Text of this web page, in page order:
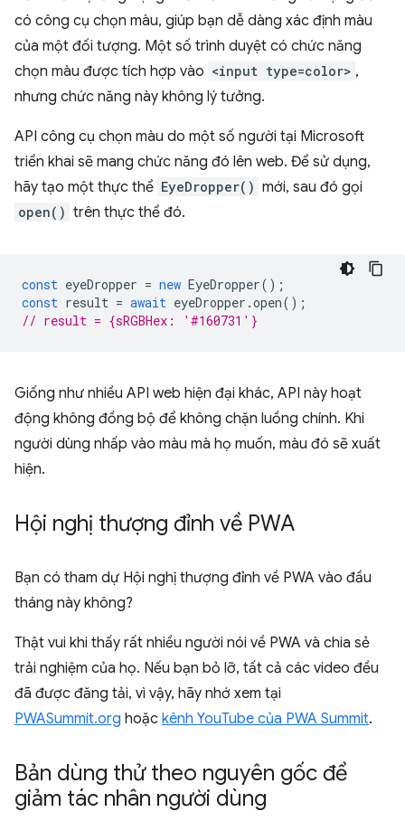
có công cụ chọn màu, giúp bạn dễ dàng xác định màu
của một đối tượng. Một số trình duyệt có chức năng
chọn màu được tích hợp vào <input type=color> ,
nhưng chức năng này không lý tưởng.
API công cụ chọn màu do một số người tại Microsoft
triển khai sẽ mang chức năng đó lên web. Để sử dụng,
hãy tạo một thực thể EyeDropper() mới, sau đó gọi
open() trên thực thể đó.
const eyeDropper = new EyeDropper();
const result = await eyeDropper .open();
// result = {sRGBHex: '#160731'}
Giống như nhiều API web hiện đại khác, API này hoạt
động không đồng bộ để không chặn luồng chính. Khi
người dùng nhấp vào màu mà họ muốn, màu đó sẽ xuất
hiện.
Hội nghị thượng đỉnh về PWA
Bạn có tham dự Hội nghị thượng đỉnh về PWA vào đầu
tháng này không?
Thật vui khi thấy rất nhiều người nói về PWA và chia sẻ
trải nghiệm của họ. Nếu bạn bỏ lỡ, tất cả các video đều
đã được đăng tải, vì vậy, hãy nhớ xem tại
PWASummit.org hoặc kênh YouTube của PWA Summit.
Bản dùng thử theo nguyên gốc để
giảm tác nhân người dùng